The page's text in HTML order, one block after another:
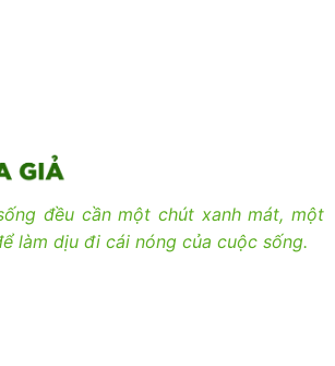
đều cần một chút xanh mát, một
làm dịu đi cái nóng của cuộc sống.